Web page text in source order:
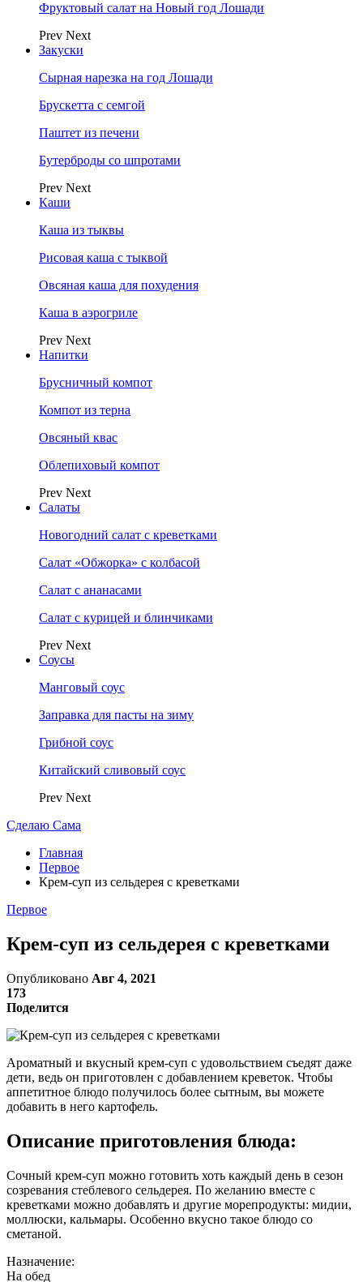
Фруктовый салат на Новый год Лошади
Prev Next
Закуски
Сырная нарезка на год Лошади
Брускетта с семгой
Паштет из печени
Бутерброды со шпротами
Prev Next
Каши
Каша из тыквы
Рисовая каша с тыквой
Овсяная каша для похудения
Каша в аэрогриле
Prev Next
Напитки
Брусничный компот
Компот из терна
Овсяный квас
Облепиховый компот
Prev Next
Салаты
Новогодний салат с креветками
Салат «Обжорка» с колбасой
Салат с ананасами
Салат с курицей и блинчиками
Prev Next
Соусы
Манговый соус
Заправка для пасты на зиму
Грибной соус
Китайский сливовый соус
Prev Next
Сделаю Сама
Главная
Первое
Крем-суп из сельдерея с креветками
Первое
Крем-суп из сельдерея с креветками
Опубликовано Авг 4, 2021
173
Поделится
Ароматный и вкусный крем-суп с удовольствием съедят даже
дети, ведь он приготовлен с добавлением креветок. Чтобы
аппетитное блюдо получилось более сытным, вы можете
добавить в него картофель.
Описание приготовления блюда:
Сочный крем-суп можно готовить хоть каждый день в сезон
созревания стеблевого сельдерея. По желанию вместе с
креветками можно добавлять и другие морепродукты: мидии,
моллюски, кальмары. Особенно вкусно такое блюдо со
сметаной.
Назначение:
На обед